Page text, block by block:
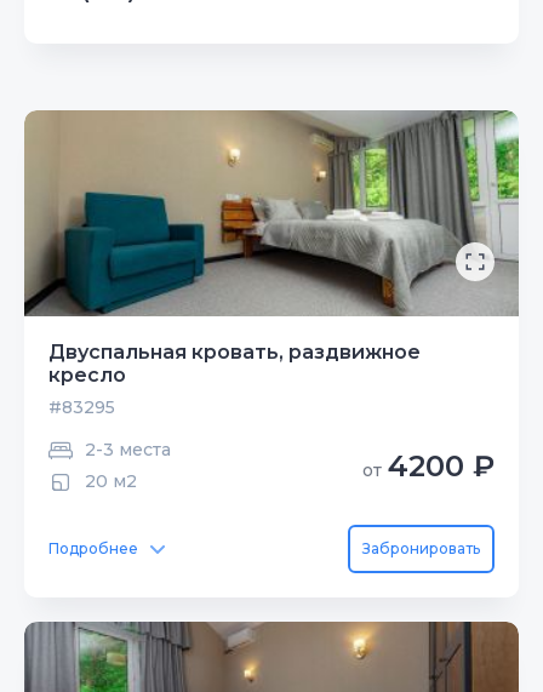
Двуспальная кровать, раздвижное
кресло
#83295
2-3 места
20 м2
от 4200 ₽
Подробнее Забронировать